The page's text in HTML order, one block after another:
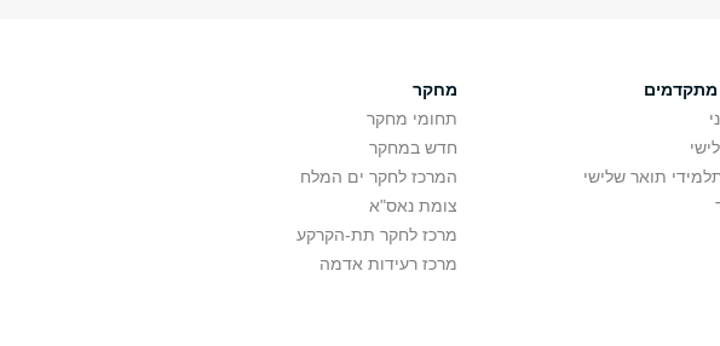
תואר שלישי
מחקר
תחומי מחקר
חדש במחקר
המרכז לחקר ים המלח
צומת נאס"א
מרכז לחקר תת-הקרקע
מרכז רעידות אדמה